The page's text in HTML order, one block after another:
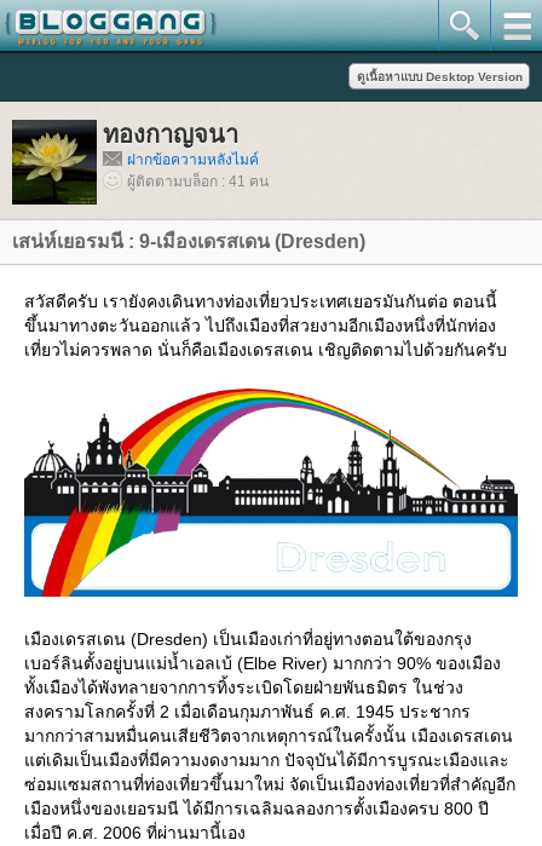
ทองกาญจนา
ฝากข้อความหลังไมค์
ผู้ติดตามบล็อก : 41 คน
เสน่ห์เยอรมนี : 9-เมืองเดรสเดน (Dresden)
สวัสดีครับ เรายังคงเดินทางท่องเที่ยวประเทศเยอรมันกันต่อ ตอนนี้
ขึ้นมาทางตะวันออกแล้ว ไปถึงเมืองที่สวยงามอีกเมืองหนึ่งที่นักท่อง
เที่ยวไม่ควรพลาด นั่นก็คือเมืองเดรสเดน เชิญติดตามไปด้วยกันครับ
เมืองเดรสเดน (Dresden) เป็นเมืองเก่าที่อยู่ทางตอนใต้ของกรุง
เบอร์ลินตั้งอยู่บนแม่น้ำเอลเบ้ (Elbe River) มากกว่า 90% ของเมือง
ทั้งเมืองได้พังทลายจากการทิ้งระเบิดโดยฝ่ายพันธมิตร ในช่วง
สงครามโลกครั้งที่ 2 เมื่อเดือนกุมภาพันธ์ ค.ศ. 1945 ประชากร
มากกว่าสามหมื่นคนเสียชีวิตจากเหตุการณ์ในครั้งนั้น เมืองเดรสเดน
ต่เดิมเป็นเมืองที่มีความงดงามมาก ปัจจุบันได้มีการบูรณะเมืองและ
ซ่อมแซมสถานที่ท่องเที่ยวขึ้นมาใหม่ จัดเป็นเมืองท่องเที่ยวที่สำคัญอีก
เมืองหนึ่งของเยอรมนี ได้มีการเฉลิมฉลองการตั้งเมืองครบ 800 ปี
เมื่อปี ค.ศ. 2006 ที่ผ่านมานี้เอง